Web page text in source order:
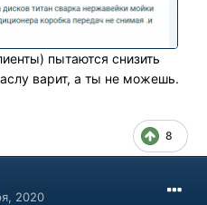
пытаются снизить
варит, а ты не можешь.
8
2020